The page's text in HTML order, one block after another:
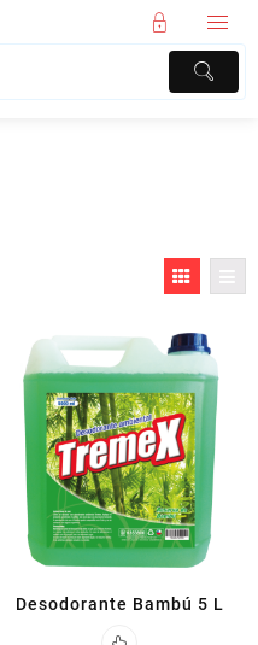
Desodorante Bambú 5 L